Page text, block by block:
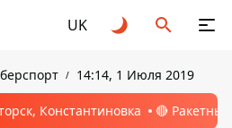
UK
14:14, 1 Июля 2019
Константиновка 🔴